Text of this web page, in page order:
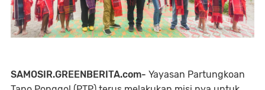
SAMOSIR.GREENBERITA.com- Yayasan Partungkoan